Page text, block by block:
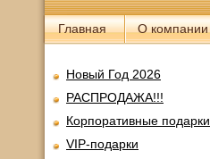
Главная О компании
Новый Год 2026
РАСПРОДАЖА!!!
Корпоративные подарки
VIP-подарки